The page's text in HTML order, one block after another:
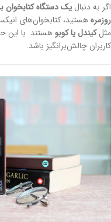
اگر به دنبال یک دستگاه کتابخوان
روزمرههستید، کتابخوان‌های
مثلکیندل یا کوبوهستند. با این
کاربران چالش‌برانگیز باشد.